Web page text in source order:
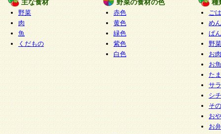
主な食材
野菜
肉
魚
くだもの
野菜の食材の色
赤色
黄色
緑色
紫色
白色
種
ご
めん
ぱん
野
お
お
た
サ
シ
そ
お
お